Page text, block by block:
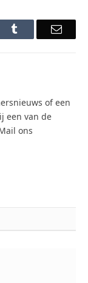
Email
of een
een van de
ons